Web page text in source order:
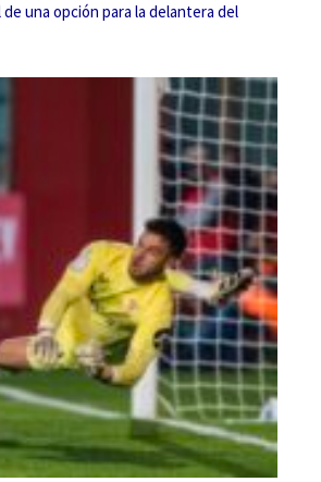
de una opción para la delantera del